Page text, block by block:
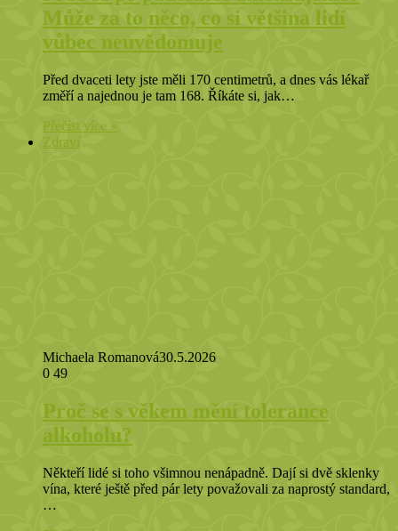
Může za to něco, co si většina lidí
vůbec neuvědomuje
Před dvaceti lety jste měli 170 centimetrů, a dnes vás lékař
změří a najednou je tam 168. Říkáte si, jak…
Přečíst více »
Zdraví
Michaela Romanová30.5.2026
0 49
Proč se s věkem mění tolerance
alkoholu?
Někteří lidé si toho všimnou nenápadně. Dají si dvě sklenky
vína, které ještě před pár lety považovali za naprostý standard,
…